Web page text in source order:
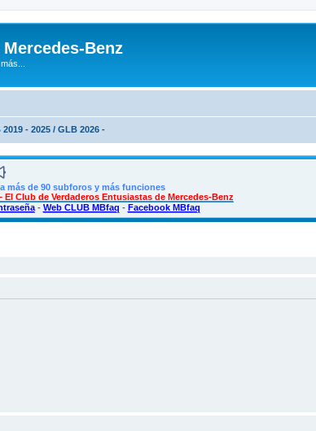
Benz
2019 - 2025 / GLB 2026 -
más de 90 subforos y más funciones
El Club de Verdaderos Entusiastas de Mercedes-Benz
- Web CLUB MBfaq - Facebook MBfaq